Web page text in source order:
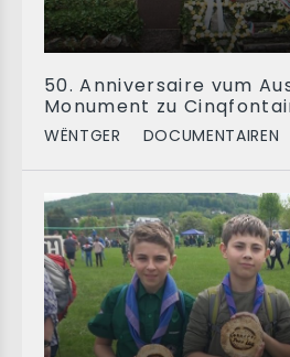
50. Anniversaire vum
Monument zu
WËNTGER DOCUMENTAIREN